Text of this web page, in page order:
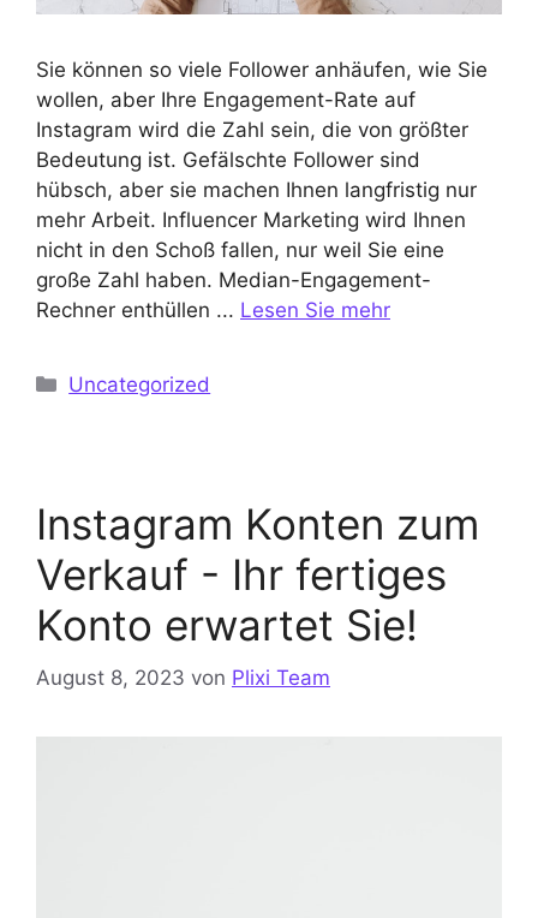
Sie können so viele Follower anhäufen, wie Sie
wollen, aber Ihre Engagement-Rate auf
Instagram wird die Zahl sein, die von größter
Bedeutung ist. Gefälschte Follower sind
hübsch, aber sie machen Ihnen langfristig nur
mehr Arbeit. Influencer Marketing wird Ihnen
nicht in den Schoß fallen, nur weil Sie eine
große Zahl haben. Median-Engagement-
Rechner enthüllen ... Lesen Sie mehr
Kategorien
Uncategorized
Instagram Konten zum
Verkauf - Ihr fertiges
Konto erwartet Sie!
August 8, 2023 von Plixi Team